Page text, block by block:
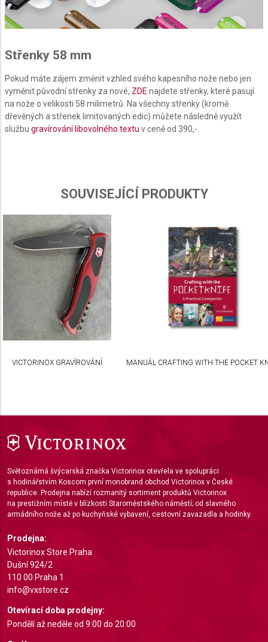
Střenky 58 mm
Pokud máte zájem změnit vzhled svého kapesního nože nebo jen
vyměnit původní střenky za nové, ZDE najdete střenky, které pasují
na nože o velikosti 58 milimetrů. Na všechny střenky (kromě
dřevěných a střenek limitovaných edic) můžete následně využít
službu gravírování libovolného textu v ceně od 390,-.
SOUVISEJÍCÍ PRODUKTY
VICTORINOX GRAVÍROVÁNÍ MANUÁL CRAFTING WITH THE POCKET
Světoznámá švýcarská značka Victorinox otevřela ve spolupráci
s hodinářstvím Koscom první monobrand obchod Victorinox v České
republice. Prodejna nabízí rozmanitý sortiment produktů Victorinox
na prestižním místě v blízkosti Staroměstského náměstí; od slavného
armádního nože až po kuchyňské vybavení, cestovní zavazadla a hodinky.
Prodejna:
Victorinox Store Praha
Dušní 924/2
110 00 Praha 1
info@vxstore.cz
Otevírací doba prodejny:
Pondělí až neděle od 9:00 do 20:00
Use limited data to select advertising
Use profiles to select personalised
Create profiles to personalise content
Use profiles to select personalised content
Understand audiences through statistics or
Develop and improve services
Use limited data to select content
IAB Special Features:
Use precise geolocation data
Identify devices based on information actively
requested
Necessary
Advertising